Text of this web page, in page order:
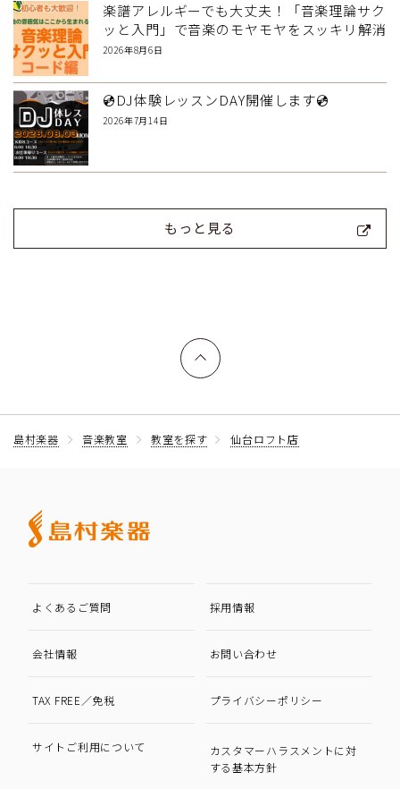
楽譜アレルギーでも大丈夫！「音楽理論サク
ッと入門」で音楽のモヤモヤをスッキリ解消
2026年8月6日
💿DJ体験レッスンDAY開催します💿
2026年7月14日
もっと見る
上へ戻る
島村楽器 音楽教室 教室を探す 仙台ロフト店
よくあるご質問 採用情報
会社情報 お問い合わせ
TAX FREE／免税 プライバシーポリシー
サイトご利用について
カスタマーハラスメントに対
する基本方針